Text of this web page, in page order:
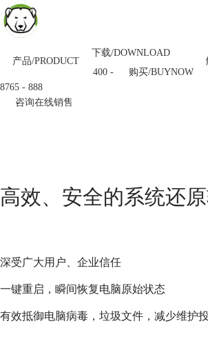
产品/PRODUCT
下载/DOWNLOAD
购买/BUYNOW
400 -
8765 - 888
咨询在线销售
高效、安全的系统还
深受广大用户、企业信任
一键重启，瞬间恢复电脑原始状态
有效抵御电脑病毒，垃圾文件，减少维护